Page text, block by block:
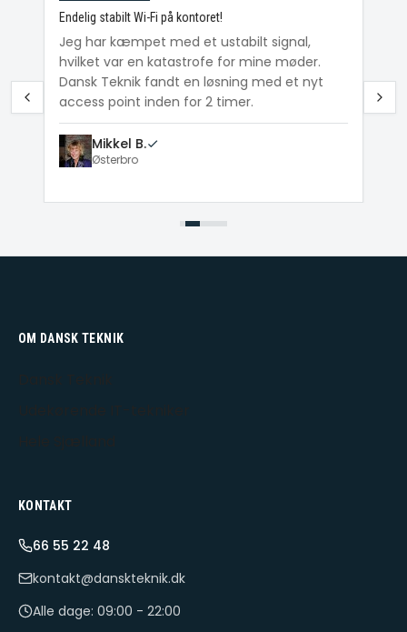
Endelig stabilt Wi-Fi på kontoret!
Jeg har kæmpet med et ustabilt signal,
hvilket var en katastrofe for mine møder.
Dansk Teknik fandt en løsning med et nyt
access point inden for 2 timer.
Mikkel B.
Østerbro
OM DANSK TEKNIK
KONTAKT
66 55 22 48
kontakt@danskteknik.dk
Alle dage: 09:00 - 22:00